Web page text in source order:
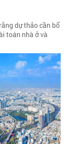
dự thảo cần bổ
toán nhà ở và